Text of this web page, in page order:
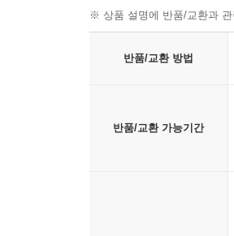
※ 상품 설명에 반품/교환과
반품/교환 방법
반품/교환 가능기간